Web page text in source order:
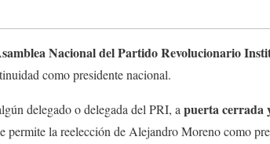
Nacional del Partido Revolucionario
como presidente nacional.
delegado o delegada del PRI, a puerta cerrada
permite la reelección de Alejandro Moreno como